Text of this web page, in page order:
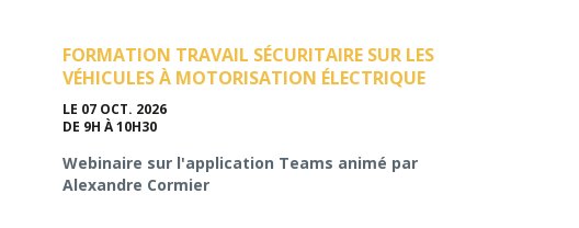
FORMATION TRAVAIL SÉCURITAIRE SUR LES
VÉHICULES À MOTORISATION ÉLECTRIQUE
LE 07 OCT. 2026
DE 9H À 10H30
Webinaire sur l'application Teams animé par
Alexandre Cormier